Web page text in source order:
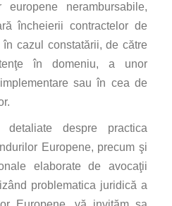
europene nerambursabile,
încheierii contractelor de
cazul constatării, de către
în domeniu, a unor
sau în cea de
detaliate despre practica
Europene, precum şi
elaborate de avocaţii
problematica juridică a